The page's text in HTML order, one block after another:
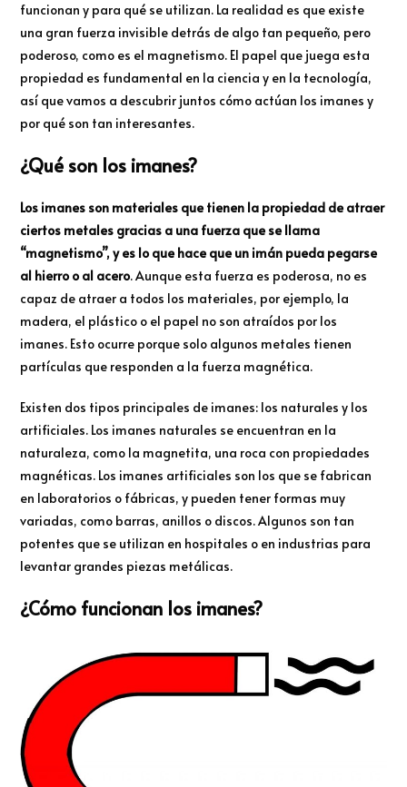
funcionan y para qué se utilizan. La realidad es que existe
una gran fuerza invisible detrás de algo tan pequeño, pero
poderoso, como es el magnetismo. El papel que juega esta
propiedad es fundamental en la ciencia y en la tecnología,
así que vamos a descubrir juntos cómo actúan los imanes y
por qué son tan interesantes.
¿Qué son los imanes?
Los imanes son materiales que tienen la propiedad de atraer
ciertos metales gracias a una fuerza que se llama
“magnetismo”, y es lo que hace que un imán pueda pegarse
al hierro o al acero. Aunque esta fuerza es poderosa, no es
capaz de atraer a todos los materiales, por ejemplo, la
madera, el plástico o el papel no son atraídos por los
imanes. Esto ocurre porque solo algunos metales tienen
partículas que responden a la fuerza magnética.
Existen dos tipos principales de imanes: los naturales y los
artificiales. Los imanes naturales se encuentran en la
naturaleza, como la magnetita, una roca con propiedades
magnéticas. Los imanes artificiales son los que se fabrican
en laboratorios o fábricas, y pueden tener formas muy
variadas, como barras, anillos o discos. Algunos son tan
potentes que se utilizan en hospitales o en industrias para
levantar grandes piezas metálicas.
¿Cómo funcionan los imanes?